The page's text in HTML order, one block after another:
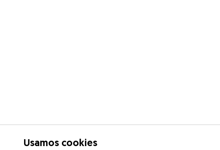
Usamos cookies